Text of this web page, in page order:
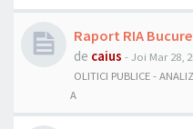
Raport RIA
de caius - Joi Mar 28,
OLITICI PUBLICE -
A